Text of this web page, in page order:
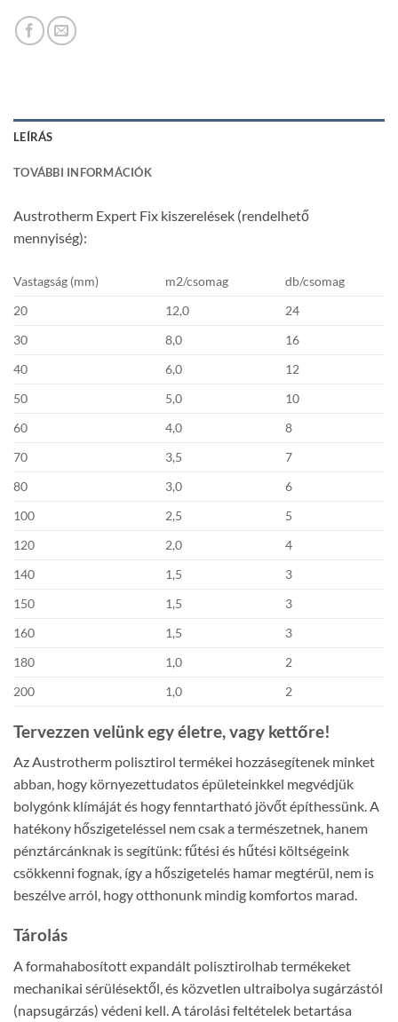
LEÍRÁS
TOVÁBBI INFORMÁCIÓK
Austrotherm Expert Fix kiszerelések (rendelhető
mennyiség):
Vastagság (mm) m2/csomag
db/csomag
20
12,0
24
30
8,0
16
40
6,0
12
50
5,0
10
60
4,0
8
70
3,5
7
80
3,0
6
100
2,5
5
120
2,0
4
140
1,5
3
150
1,5
3
160
1,5
3
180
1,0
2
200
1,0 2
Tervezzen velünk egy életre, vagy kettőre!
Az Austrotherm polisztirol termékei hozzásegítenek minket
abban, hogy környezettudatos épületeinkkel megvédjük
bolygónk klímáját és hogy fenntartható jövőt építhessünk. A
hatékony hőszigeteléssel nem csak a természetnek, hanem
pénztárcánknak is segítünk: fűtési és hűtési költségeink
csökkenni fognak, így a hőszigetelés hamar megtérül, nem is
beszélve arról, hogy otthonunk mindig komfortos marad.
Tárolás
A formahabosított expandált polisztirolhab termékeket
mechanikai sérülésektől, és közvetlen ultraibolya sugárzástól
(napsugárzás) védeni kell. A tárolási feltételek betartása